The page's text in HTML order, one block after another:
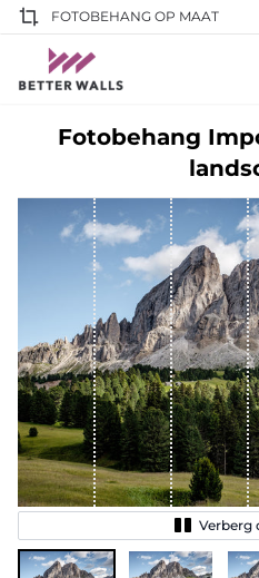
FOTOBEHANG OP MAAT
Fotobehang
Verberg